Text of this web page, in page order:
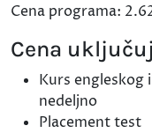
Cena programa:
Cena
Kurs engleskog
nedeljno
Placement test